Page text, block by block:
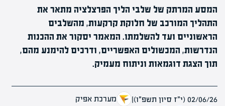
המסע המרתק של שלבי הליך הפרצלציה מתאר את
התהליך המורכב של חלוקת קרקעות, מהשלבים
הראשוניים ועד להשלמתו. המאמר יסקור את ההכנות
הנדרשות, המכשולים האפשריים, ודרכים להימנע מהם,
תוך הצגת דוגמאות וניתוח מעמיק.
02/06/26 (י״ז סיון תשפ״ו) | מערכת אפיק